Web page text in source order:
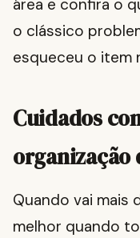
área e confira o
o clássico
esqueceu o item
Cuidados
organização
Quando vai mais
melhor quando